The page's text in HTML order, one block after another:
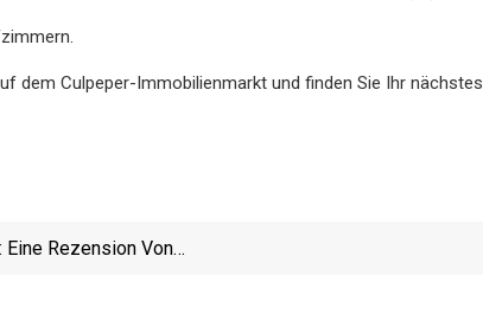
dem Culpeper-Immobilienmarkt und finden Sie Ihr
Rezension Von